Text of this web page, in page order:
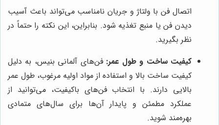
اتصال فن با ولتاژ و جریان نامناسب می‌تواند باعث آسیب
دیدن فن یا منبع تغذیه شود. بنابراین، این نکته را حتماً در
نظر بگیرید.
کیفیت ساخت و طول عمر: فن‌های آلمانی بنیس، به دلیل
کیفیت ساخت بالا و استفاده از مواد اولیه مرغوب، طول عمر
بالایی دارند. با انتخاب فن‌های باکیفیت، می‌توانید از
عملکرد مطمئن و پایدار آن‌ها برای سال‌های متمادی
بهره‌مند شوید.